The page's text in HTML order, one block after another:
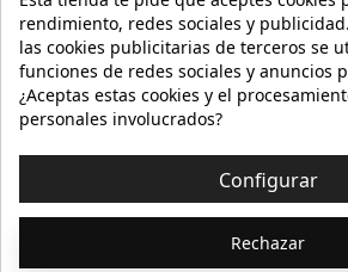
AYUDA
INFORMACIÓN
rendimiento, redes sociales y
las cookies publicitarias de terceros se
funciones de redes sociales y anuncios
¿Aceptas estas cookies y el
personales involucrados?
Configurar
Rechazar